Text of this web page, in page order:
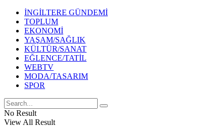
İNGİLTERE GÜNDEMİ
TOPLUM
EKONOMİ
YAŞAM/SAĞLIK
KÜLTÜR/SANAT
EĞLENCE/TATİL
WEBTV
MODA/TASARIM
SPOR
No Result
View All Result